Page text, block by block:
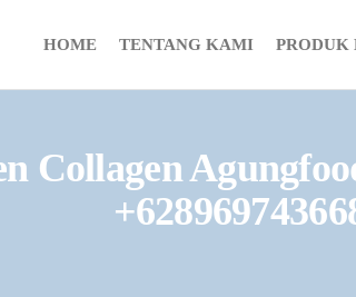
HOME TENTANG KAMI
Collagen